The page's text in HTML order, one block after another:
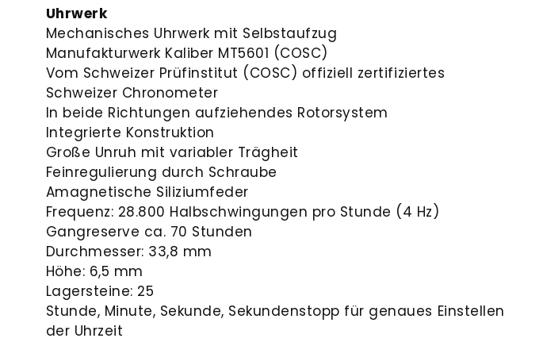
Uhrwerk
Mechanisches Uhrwerk mit Selbstaufzug
Manufakturwerk Kaliber MT5601 (COSC)
Vom Schweizer Prüfinstitut (COSC) offiziell zertifiziertes
Schweizer Chronometer
In beide Richtungen aufziehendes Rotorsystem
Integrierte Konstruktion
Große Unruh mit variabler Trägheit
Feinregulierung durch Schraube
Amagnetische Siliziumfeder
Frequenz: 28.800 Halbschwingungen pro Stunde (4 Hz)
Gangreserve ca. 70 Stunden
Durchmesser: 33,8 mm
Höhe: 6,5 mm
Lagersteine: 25
Stunde, Minute, Sekunde, Sekundenstopp für genaues Einstellen
der Uhrzeit